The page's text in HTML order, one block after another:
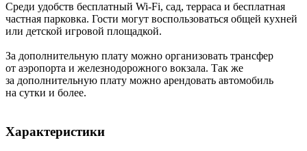
Среди удобств бесплатный Wi-Fi, сад, терраса и бесплатная
частная парковка. Гости могут воспользоваться общей кухней
или детской игровой площадкой.
За дополнительную плату можно организовать трансфер
от аэропорта и железнодорожного вокзала. Так же
за дополнительную плату можно арендовать автомобиль
на сутки и более.
Характеристики